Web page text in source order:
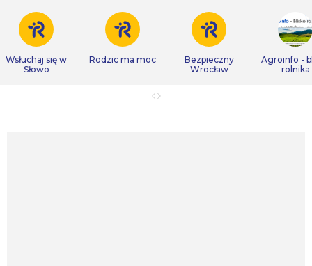
Wsłuchaj się w
Słowo
Rodzic ma moc
Bezpieczny
Wrocław
Agroinfo -
rolnika